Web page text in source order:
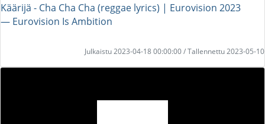
Käärijä - Cha Cha Cha (reggae lyrics) | Eurovision 2023
― Eurovision Is Ambition
Julkaistu 2023-04-18 00:00:00 / Tallennettu 2023-05-10